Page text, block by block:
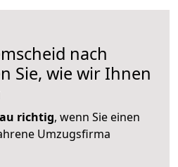
nach
Sie, wie wir Ihnen
richtig, wenn Sie einen
Umzugsfirma